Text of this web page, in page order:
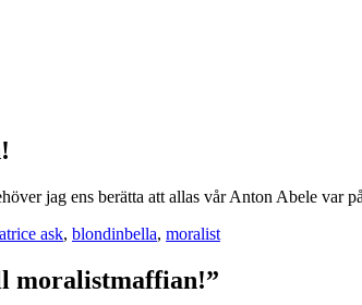
jag ens berätta att allas vår Anton Abele var
ask, blondinbella, moralist
moralistmaffian!”